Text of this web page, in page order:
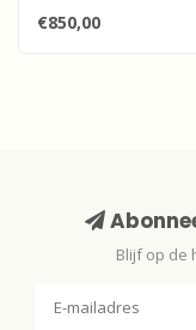
Rotterdam van John
Mogford..
€850,00
Blijf op de